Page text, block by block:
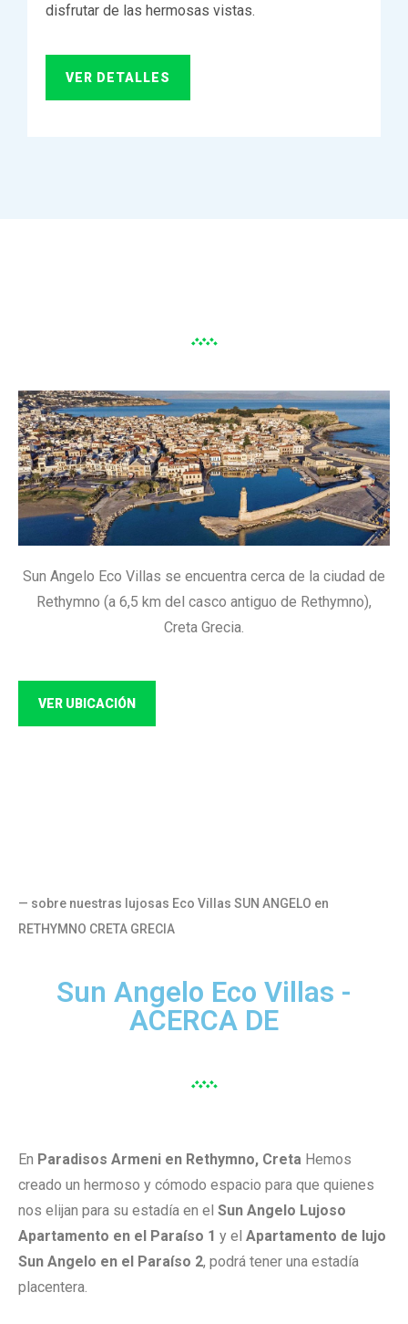
disfrutar de las hermosas vistas.
VER DETALLES
Sun Angelo Eco Villas se encuentra cerca de la ciudad de
Rethymno (a 6,5 km del casco antiguo de Rethymno),
Creta Grecia.
VER UBICACIÓN
— sobre nuestras lujosas Eco Villas SUN ANGELO en
RETHYMNO CRETA GRECIA
Sun Angelo Eco Villas -
ACERCA DE
En Paradisos Armeni en Rethymno, Creta Hemos
creado un hermoso y cómodo espacio para que quienes
nos elijan para su estadía en el Sun Angelo Lujoso
Apartamento en el Paraíso 1 y el Apartamento de lujo
Sun Angelo en el Paraíso 2, podrá tener una estadía
placentera.